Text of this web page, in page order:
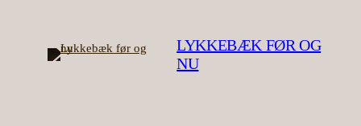
LYKKEBÆK FØR OG
NU